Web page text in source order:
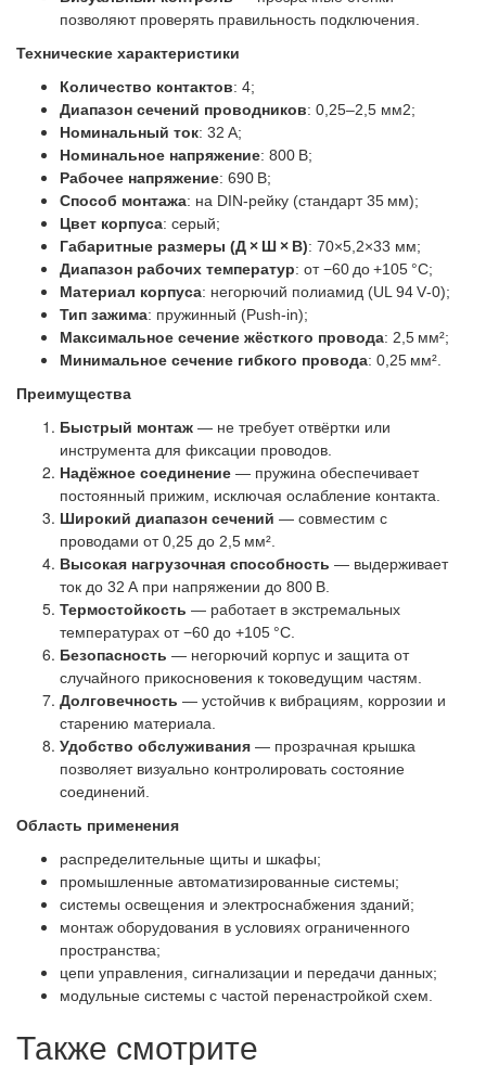
позволяют проверять правильность подключения.
Технические характеристики
Количество контактов: 4;
Диапазон сечений проводников: 0,25–2,5 мм2;
Номинальный ток: 32 А;
Номинальное напряжение: 800 В;
Рабочее напряжение: 690 В;
Способ монтажа: на DIN‑рейку (стандарт 35 мм);
Цвет корпуса: серый;
Габаритные размеры (Д × Ш × В): 70×5,2×33 мм;
Диапазон рабочих температур: от −60 до +105 °C;
Материал корпуса: негорючий полиамид (UL 94 V‑0);
Тип зажима: пружинный (Push‑in);
Максимальное сечение жёсткого провода: 2,5 мм²;
Минимальное сечение гибкого провода: 0,25 мм².
Преимущества
Быстрый монтаж — не требует отвёртки или
инструмента для фиксации проводов.
Надёжное соединение — пружина обеспечивает
постоянный прижим, исключая ослабление контакта.
Широкий диапазон сечений — совместим с
проводами от 0,25 до 2,5 мм².
Высокая нагрузочная способность — выдерживает
ток до 32 А при напряжении до 800 В.
Термостойкость — работает в экстремальных
температурах от −60 до +105 °C.
Безопасность — негорючий корпус и защита от
случайного прикосновения к токоведущим частям.
Долговечность — устойчив к вибрациям, коррозии и
старению материала.
Удобство обслуживания — прозрачная крышка
позволяет визуально контролировать состояние
соединений.
Область применения
распределительные щиты и шкафы;
промышленные автоматизированные системы;
системы освещения и электроснабжения зданий;
монтаж оборудования в условиях ограниченного
пространства;
цепи управления, сигнализации и передачи данных;
модульные системы с частой перенастройкой схем.
Также смотрите